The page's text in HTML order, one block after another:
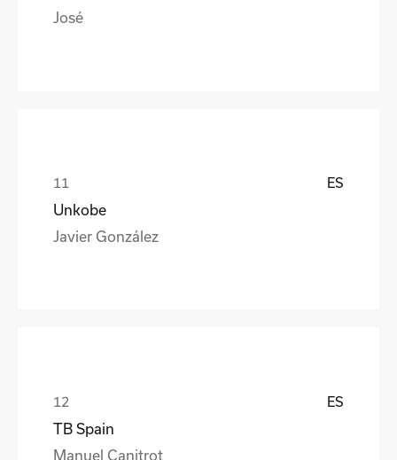
José
ES
Unkobe
Javier González
ES
TB Spain
Manuel Canitrot